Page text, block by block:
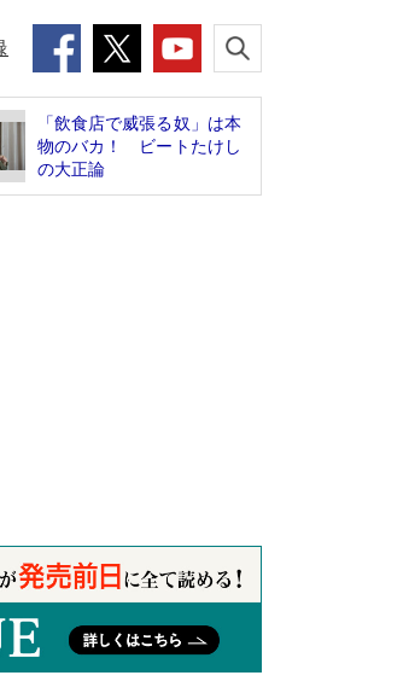
「飲食店で威張る奴」は本
物のバカ！ ビートたけし
の大正論